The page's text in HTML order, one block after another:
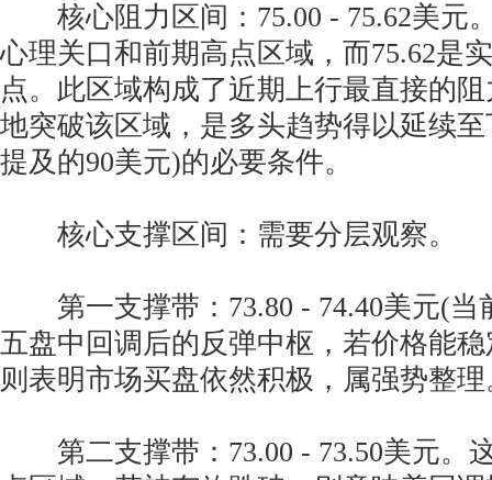
核心阻力区间：75.00 - 75.62美元
心理关口和前期高点区域，而75.62是
点。此区域构成了近期上行最直接的
地突破该区域，是多头趋势得以延续
提及的90美元)的必要条件。
核心支撑区间：需要分层观察。
第一支撑带：73.80 - 74.40美元(当
五盘中回调后的反弹中枢，若价格能
则表明市场买盘依然积极，属强势整理
第二支撑带：73.00 - 73.50美元。